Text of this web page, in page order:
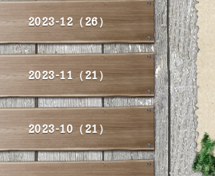
2023-12（26）
2023-11（21）
2023-10（21）